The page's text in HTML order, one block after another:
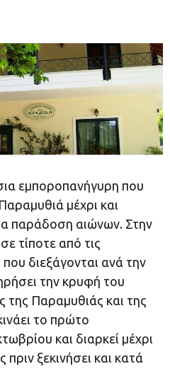
εμποροπανήγυρη που
μέχρι και
παράδοση αιώνων. Στην
τίποτε από τις
διεξάγονται ανά την
την κρυφή του
της Παραμυθιάς και της
το πρώτο
και διαρκεί μέχρι
πριν ξεκινήσει και κατά